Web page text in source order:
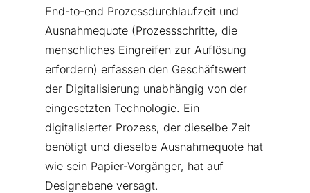
End-to-end Prozessdurchlaufzeit und
Ausnahmequote (Prozessschritte, die
menschliches Eingreifen zur Auflösung
erfordern) erfassen den Geschäftswert
der Digitalisierung unabhängig von der
eingesetzten Technologie. Ein
digitalisierter Prozess, der dieselbe Zeit
benötigt und dieselbe Ausnahmequote hat
wie sein Papier-Vorgänger, hat auf
Designebene versagt.